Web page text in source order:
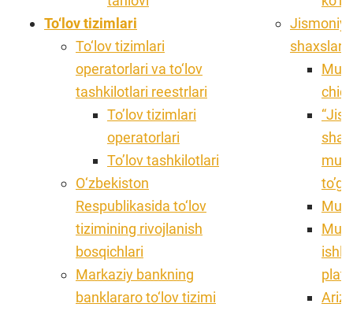
To‘lov tizimlari
To‘lov tizimlari
operatorlari va to‘lov
tashkilotlari reestrlari
To’lov tizimlari
operatorlari
To’lov tashkilotlari
O‘zbekiston
Respublikasida to‘lov
tizimining rivojlanish
bosqichlari
Markaziy bankning
banklararo to‘lov tizimi
Jismoniy